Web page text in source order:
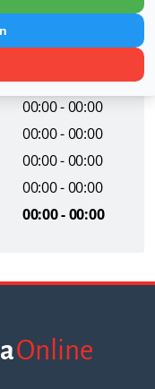
00:00 - 00:00
00:00 - 00:00
00:00 - 00:00
00:00 - 00:00
00:00 - 00:00
00:00 - 00:00
00:00 - 00:00
Online